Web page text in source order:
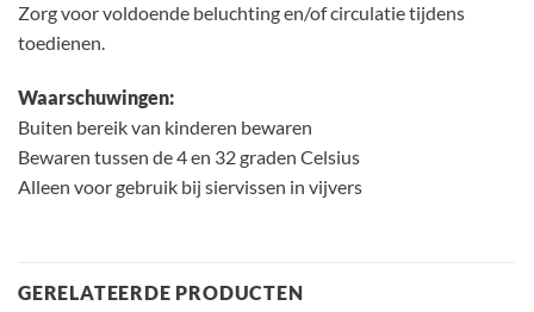
Zorg voor voldoende beluchting en/of circulatie tijdens
toedienen.
Waarschuwingen:
Buiten bereik van kinderen bewaren
Bewaren tussen de 4 en 32 graden Celsius
Alleen voor gebruik bij siervissen in vijvers
GERELATEERDE PRODUCTEN